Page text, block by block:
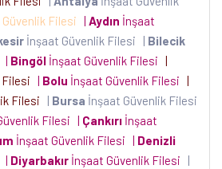
Filesi | Aydın İnşaat
İnşaat Güvenlik Filesi | Bilecik
| Bingöl İnşaat Güvenlik Filesi |
Filesi | Bolu İnşaat Güvenlik Filesi |
Filesi | Bursa İnşaat Güvenlik Filesi
Filesi | Çankırı İnşaat
İnşaat Güvenlik Filesi | Denizli
| Diyarbakır İnşaat Güvenlik Filesi
|